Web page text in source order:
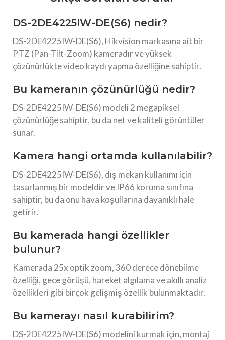
DS-2DE4225IW-DE(S6) nedir?
DS-2DE4225IW-DE(S6), Hikvision markasına ait bir
PTZ (Pan-Tilt-Zoom) kameradır ve yüksek
çözünürlükte video kaydı yapma özelliğine sahiptir.
Bu kameranın çözünürlüğü nedir?
DS-2DE4225IW-DE(S6) modeli 2 megapiksel
çözünürlüğe sahiptir, bu da net ve kaliteli görüntüler
sunar.
Kamera hangi ortamda kullanılabilir?
DS-2DE4225IW-DE(S6), dış mekan kullanımı için
tasarlanmış bir modeldir ve IP66 koruma sınıfına
sahiptir, bu da onu hava koşullarına dayanıklı hale
getirir.
Bu kamerada hangi özellikler
bulunur?
Kamerada 25x optik zoom, 360 derece dönebilme
özelliği, gece görüşü, hareket algılama ve akıllı analiz
özellikleri gibi birçok gelişmiş özellik bulunmaktadır.
Bu kamerayı nasıl kurabilirim?
DS-2DE4225IW-DE(S6) modelini kurmak için, montaj